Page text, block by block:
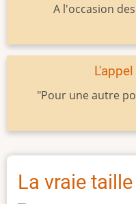
A l'occasion
"Pour une autre
La vraie